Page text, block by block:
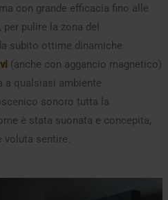
con grande efficacia fino alle
pulire la zona del
subito ottime dinamiche
(anche con aggancio magnetico)
a qualsiasi ambiente
sonoro tutta la
è stata suonata e concepita,
voluta sentire.